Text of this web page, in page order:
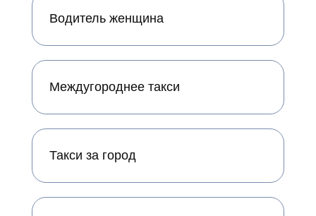
Водитель женщина
Междугороднее такси
Такси за город